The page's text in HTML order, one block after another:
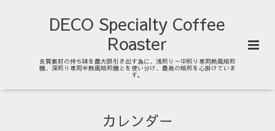
DECO Specialty Coffee
Roaster
良質素材の持ち味を最大限引き出す為に、浅煎り～中煎り専用熱風焙煎
機、深煎り専用半熱風焙煎機とを使い分け、最高の焙煎を心掛けていま
す。
カレンダー